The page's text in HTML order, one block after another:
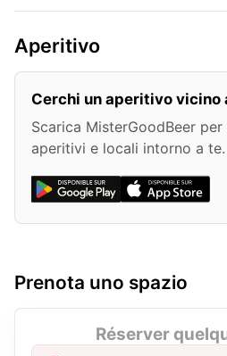
Aperitivo
Cerchi un aperitivo vicino
Scarica MisterGoodBeer
aperitivi e locali intorno a te.
Prenota uno spazio
Réserver